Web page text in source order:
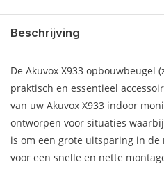
Beschrijving
De Akuvox X933 opbouwbeugel
praktisch en essentieel
van uw Akuvox X933 indoor
ontworpen voor situaties
is om een grote uitsparing in
voor een snelle en nette